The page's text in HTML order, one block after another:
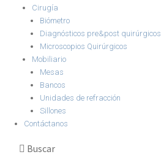
Cirugía
Biómetro
Diagnósticos pre&post quirúrgicos
Microscopios Quirúrgicos
Mobiliario
Mesas
Bancos
Unidades de refracción
Sillones
Contáctanos
Buscar